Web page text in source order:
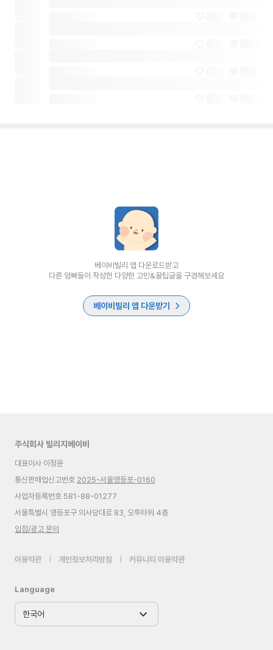
베이비빌리 앱 다운로드받고
다른 엄빠들이 작성한 다양한 고민&꿀팁글을 구경해보세요
베이비빌리 앱 다운받기
주식회사 빌리지베이비
대표이사 이정윤
통신판매업신고번호 2025-서울영등포-0160
사업자등록번호 581-88-01277
서울특별시 영등포구 의사당대로 83, 오투타워 4층
입점/광고 문의
이용약관 개인정보처리방침 커뮤니티 이용약관
Language